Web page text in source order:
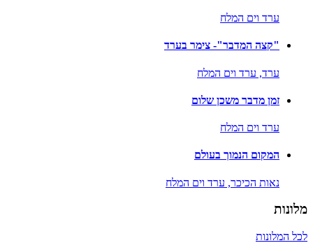
ערד וים המלח
"קצה המדבר"- צימר בערד
ערד, ערד וים המלח
זמן מדבר משכן שלום
ערד וים המלח
המקום הנמוך בעולם
נאות הכיכר, ערד וים המלח
מלונות
לכל המלונות